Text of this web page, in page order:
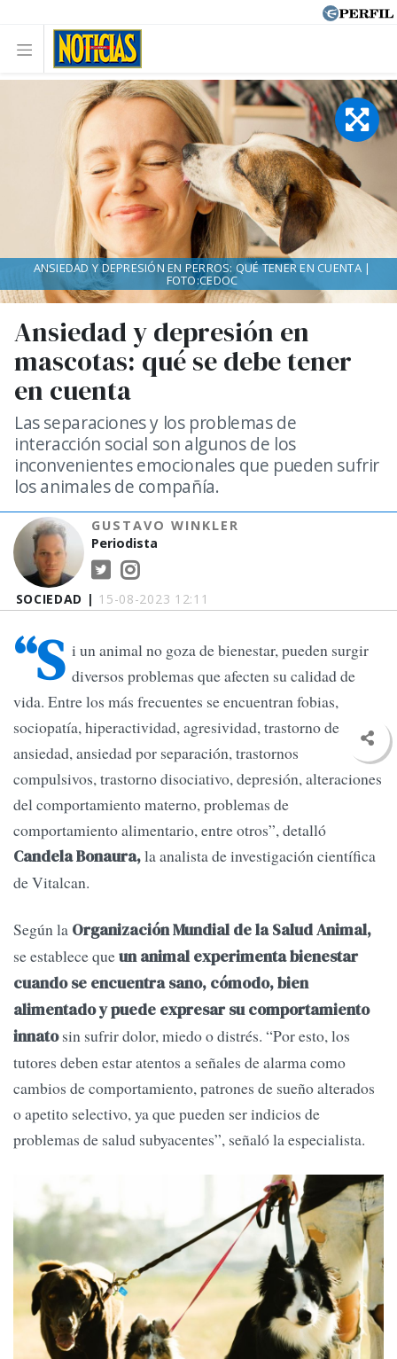
SOCIEDAD | 15-08-2023 12:11
Ansiedad y depresión en
mascotas: qué se debe tener
en cuenta
Las separaciones y los problemas de
interacción social son algunos de los
inconvenientes emocionales que pueden sufrir
los animales de compañía.
GUSTAVO WINKLER
Periodista
ANSIEDAD Y DEPRESIÓN EN PERROS: QUÉ TENER EN CUENTA |
FOTO:CEDOC
“S i un animal no goza de bienestar, pueden surgir
diversos problemas que afecten su calidad de
vida. Entre los más frecuentes se encuentran fobias,
sociopatía, hiperactividad, agresividad, trastorno de
ansiedad, ansiedad por separación, trastornos
compulsivos, trastorno disociativo, depresión, alteraciones
del comportamiento materno, problemas de
comportamiento alimentario, entre otros”, detalló
Candela Bonaura,la analista de investigación científica
de Vitalcan.
Según la Organización Mundial de la Salud Animal,
se establece queun animal experimenta bienestar
cuando se encuentra sano, cómodo, bien
alimentado y puede expresar su comportamiento
innatosin sufrir dolor, miedo o distrés. “Por esto, los
tutores deben estar atentos a señales de alarma como
cambios de comportamiento, patrones de sueño alterados
o apetito selectivo, ya que pueden ser indicios de
problemas de salud subyacentes”, señaló la especialista.